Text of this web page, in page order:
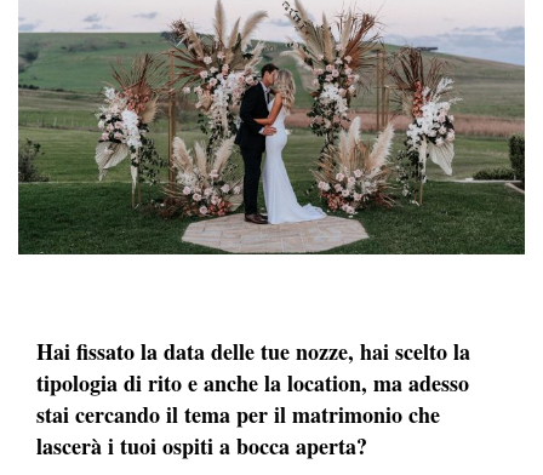
Hai fissato la data delle tue nozze, hai scelto la
tipologia di rito e anche la location, ma adesso
stai cercando il tema per il matrimonio che
lascerà i tuoi ospiti a bocca aperta?